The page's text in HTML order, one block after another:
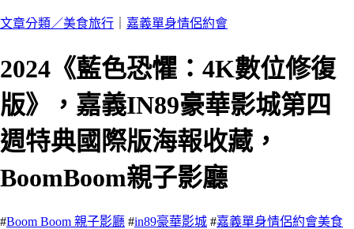
文章分類／美食旅行 嘉義單身情侶約會
2024《藍色恐懼：4K數位修復
版》，嘉義IN89豪華影城第四
週特典國際版海報收藏，
BoomBoom親子影廳
#Boom Boom 親子影廳 #in89豪華影城 #嘉義單身情侶約會美食